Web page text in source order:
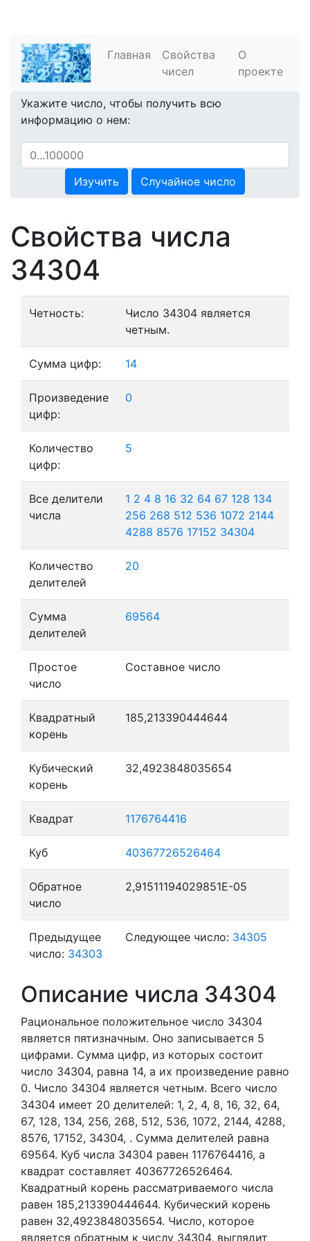
Главная
Свойства
чисел
О
проекте
Укажите число, чтобы получить всю
информацию о нем:
Изучить Случайное число
Свойства числа
34304
Четность:
Число 34304 является
четным.
Сумма цифр: 14
Произведение
цифр:
0
Количество
цифр:
5
Все делители
числа
1 2 4 8 16 32 64 67 128 134
256 268 512 536 1072 2144
4288 8576 17152 34304
Количество
делителей
20
Сумма
делителей
69564
Простое
число
Составное число
Квадратный
корень
185,213390444644
Кубический
корень
32,4923848035654
Квадрат 1176764416
Куб 40367726526464
Обратное
число
2,91511194029851E-05
Предыдущее
число: 34303
Следующее число: 34305
Описание числа 34304
Рациональное положительное число 34304
является пятизначным. Оно записывается 5
цифрами. Сумма цифр, из которых состоит
число 34304, равна 14, а их произведение равно
0. Число 34304 является четным. Всего число
34304 имеет 20 делителей: 1, 2, 4, 8, 16, 32, 64,
67, 128, 134, 256, 268, 512, 536, 1072, 2144, 4288,
8576, 17152, 34304, . Сумма делителей равна
69564. Куб числа 34304 равен 1176764416, а
квадрат составляет 40367726526464.
Квадратный корень рассматриваемого числа
равен 185,213390444644. Кубический корень
равен 32,4923848035654. Число, которое
является обратным к числу 34304, выглядит